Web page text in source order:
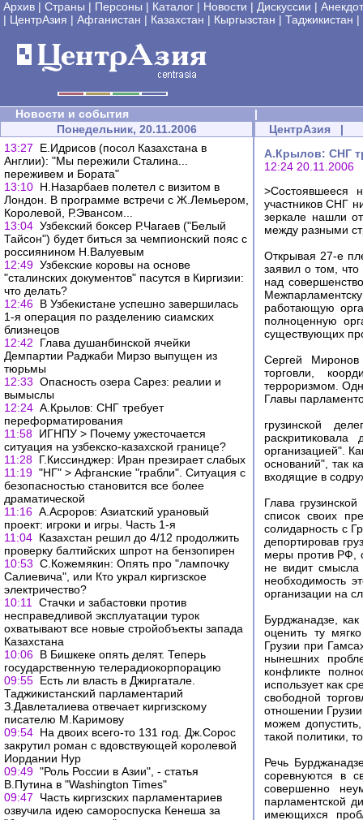
Архив | Страны | Персоны | Каталог | Новости | Дискуссии |
| ЦентрАзия | Афганистан | Казахстан | Кыргызстан | Таджикистан |
Новости и события
|
Понедельник, 20.11.2006
13:27
Е.Идрисов (посол Казахстана в
Англии): "Мы пережили Сталина...
переживем и Бората"
13:10 Н.Назарбаев полетел с визитом в
Лондон. В программе встречи с Ж.Лемьером,
Королевой, Р.Эвансом...
13:04 Узбекский боксер Р.Чагаев ("Белый
Тайсон") будет биться за чемпионский пояс с
россиянином Н.Валуевым
12:49 Узбекские коровы на основе
"сталинских документов" пасутся в Киргизии:
что делать?
12:46 В Узбекистане успешно завершилась
1-я операция по разделению сиамских
близнецов
12:42
Глава душанбинской ячейки
Демпартии Раджаби Мирзо выпущен из
тюрьмы
12:33 Опасность озера Сарез: реалии и
вымыслы
12:24 А.Крылов: СНГ требует
переформатирования
11:58 ИГНПУ > Почему ужесточается
ситуация на узбекско-казахской границе?
11:28 Г.Киссинджер: Иран презирает слабых
11:19 "НГ" > Афганские "грабли". Ситуация с
безопасностью становится все более
драматической
11:16 А.Асроров: Азиатский урановый
проект: игроки и игры. Часть 1-я
11:04 Казахстан решил до 4/12 продолжить
проверку балтийских шпрот на бензопирен
10:53 С.Кожемякин: Опять про "лампочку
Салиевича", или Кто украл киргизское
электричество?
10:11
Cтачки и забастовки против
несправедливой эксплуатации турок
охватывают все новые стройобъекты запада
Казахстана
10:06 В Бишкеке опять делят. Теперь
государственную телерадиокорпорацию
09:55 Есть ли власть в Джиргатале.
Таджикистанский парламентарий
З.Давлеталиева отвечает киргизскому
писателю М.Каримову
09:54 На двоих всего-то 131 год. Дж.Сорос
закрутил роман с вдовствующей королевой
Иордании Нур
09:49 "Роль России в Азии", - статья
В.Путина в "Washington Times"
09:47
Часть киргизских парламентариев
озвучила идею самороспуска Кенеша за
ЦентрАзия |
А.Крылов: СНГ
12:24 20.11.2006
>Состоявшееся
участников СНГ
зеркале нашли
между разными
Открывая 27-е
заявил о том,
над
работающую
полноценную
существующих
Сергей
торговли,
терроризмом.
Главы
грузинской
организацией".
оснований", так
входящие в
Глава
список своих
солидарность с
депортировав
меры против РФ,
не видит
необходимость
организации на
Бурджанадзе,
оценить ту
Грузии при
нынешних
конфликте
использует как
свободной
отношении
можем
такой политики,
Речь
соревнуются в
совершенно
парламентской
имеющихся